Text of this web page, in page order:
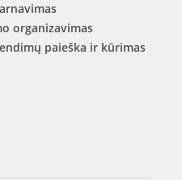
organizavimas
paieška ir kūrimas